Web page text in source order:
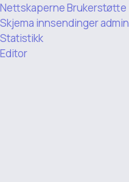
Nettskaperne Brukerstøtte
Skjema innsendinger admin
Statistikk
Editor